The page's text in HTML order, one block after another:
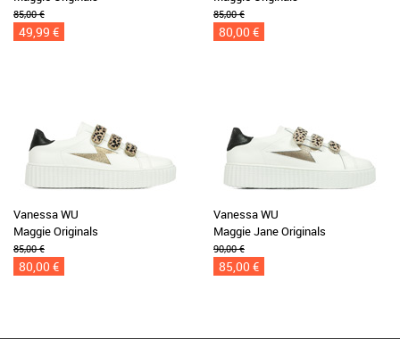
85,00 €
49,99 €
85,00 €
80,00 €
Vanessa WU
Maggie Originals
85,00 €
80,00 €
Vanessa WU
Maggie Jane Originals
90,00 €
85,00 €